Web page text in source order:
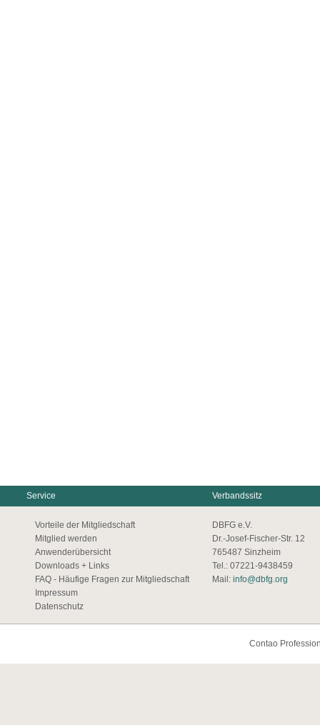
Service
Vorteile der Mitgliedschaft
Mitglied werden
Anwenderübersicht
Downloads + Links
FAQ - Häufige Fragen zur Mitgliedschaft
Impressum
Datenschutz
Verbandssitz
DBFG e.V.
Dr.-Josef-Fischer-Str. 12
765487 Sinzheim
Tel.: 07221-9438459
Mail: info@dbfg.org
Contao